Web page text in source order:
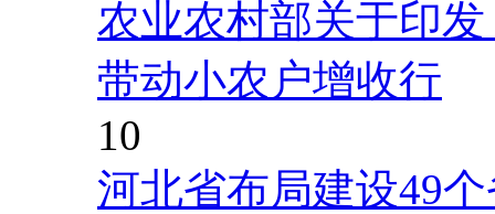
农业农村部关于印
带动小农户增收行
10
河北省布局建设49